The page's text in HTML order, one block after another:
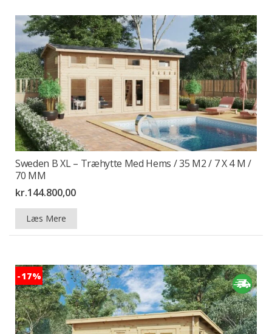
Sweden B XL – Træhytte Med Hems / 35 M2 / 7 X 4 M /
70 MM
kr.144.800,00
Læs Mere
-17%